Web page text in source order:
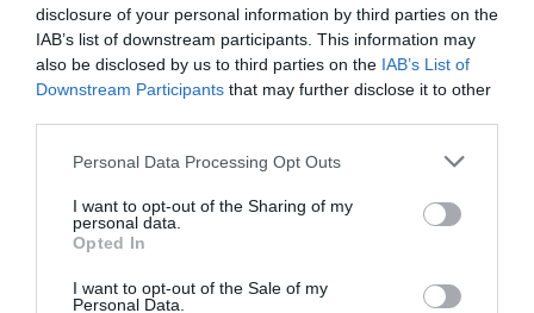
disclosure of your personal information by third parties on the
IAB’s list of downstream participants. This information may
also be disclosed by us to third parties on the IAB’s List of
Downstream Participants that may further disclose it to other
Personal Data Processing Opt Outs
I want to opt-out of the Sharing of my
personal data.
Opted In
I want to opt-out of the Sale of my
Personal Data.